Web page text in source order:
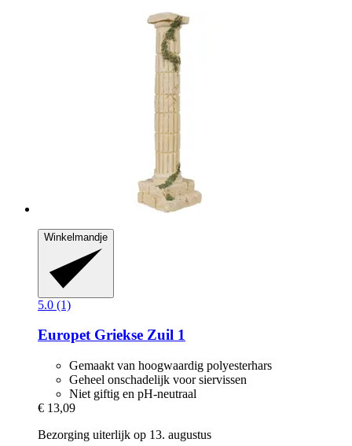
Winkelmandje
5.0 (1)
EuropetGriekse Zuil 1
Gemaakt van hoogwaardig polyesterhars
Geheel onschadelijk voor siervissen
Niet giftig en pH-neutraal
€ 13,09
Bezorging uiterlijk op 13. augustus